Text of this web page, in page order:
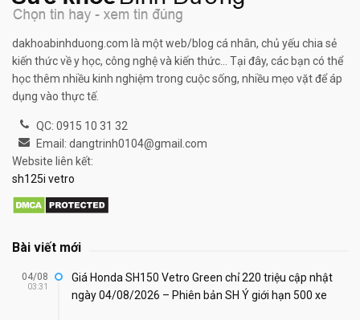
dakhoabinhduong.com là một web/blog cá nhân, chủ yếu chia sẻ
kiến thức về y học, công nghệ và kiến thức... Tại đây, các bạn có thể
học thêm nhiều kinh nghiệm trong cuộc sống, nhiều mẹo vặt để áp
dụng vào thực tế.
QC: 0915 10 31 32
Email: dangtrinh0104@gmail.com
Website liên kết:
sh125i vetro
Bài viết mới
04/08
03:31
Giá Honda SH150 Vetro Green chỉ 220 triệu cập nhật
ngày 04/08/2026 – Phiên bản SH Ý giới hạn 500 xe